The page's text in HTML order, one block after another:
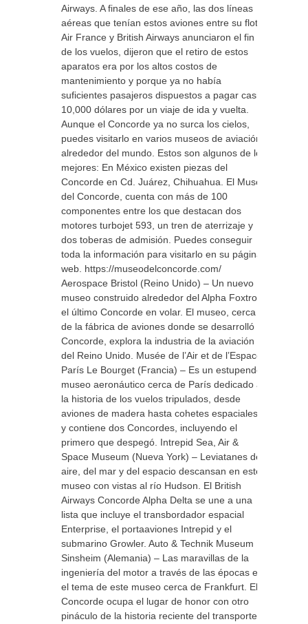
Airways. A finales de ese año, las dos líneas
aéreas que tenían estos aviones entre su flota,
Air France y British Airways anunciaron el fin
de los vuelos, dijeron que el retiro de estos
aparatos era por los altos costos de
mantenimiento y porque ya no había
suficientes pasajeros dispuestos a pagar casi
10,000 dólares por un viaje de ida y vuelta.
Aunque el Concorde ya no surca los cielos,
puedes visitarlo en varios museos de aviación
alrededor del mundo. Estos son algunos de los
mejores: En México existen piezas del
Concorde en Cd. Juárez, Chihuahua. El Museo
del Concorde, cuenta con más de 100
componentes entre los que destacan dos
motores turbojet 593, un tren de aterrizaje y
dos toberas de admisión. Puedes conseguir
toda la información para visitarlo en su página
web. https://museodelconcorde.com/
Aerospace Bristol (Reino Unido) – Un nuevo
museo construido alrededor del Alpha Foxtrot,
el último Concorde en volar. El museo, cerca
de la fábrica de aviones donde se desarrolló el
Concorde, explora la industria de la aviación
del Reino Unido. Musée de l’Air et de l’Espace,
París Le Bourget (Francia) – Es un estupendo
museo aeronáutico cerca de París dedicado a
la historia de los vuelos tripulados, desde
aviones de madera hasta cohetes espaciales,
y contiene dos Concordes, incluyendo el
primero que despegó. Intrepid Sea, Air &
Space Museum (Nueva York) – Leviatanes del
aire, del mar y del espacio descansan en este
museo con vistas al río Hudson. El British
Airways Concorde Alpha Delta se une a una
lista que incluye el transbordador espacial
Enterprise, el portaaviones Intrepid y el
submarino Growler. Auto & Technik Museum
Sinsheim (Alemania) – Las maravillas de la
ingeniería del motor a través de las épocas es
el tema de este museo cerca de Frankfurt. El
Concorde ocupa el lugar de honor con otro
pináculo de la historia reciente del transporte: